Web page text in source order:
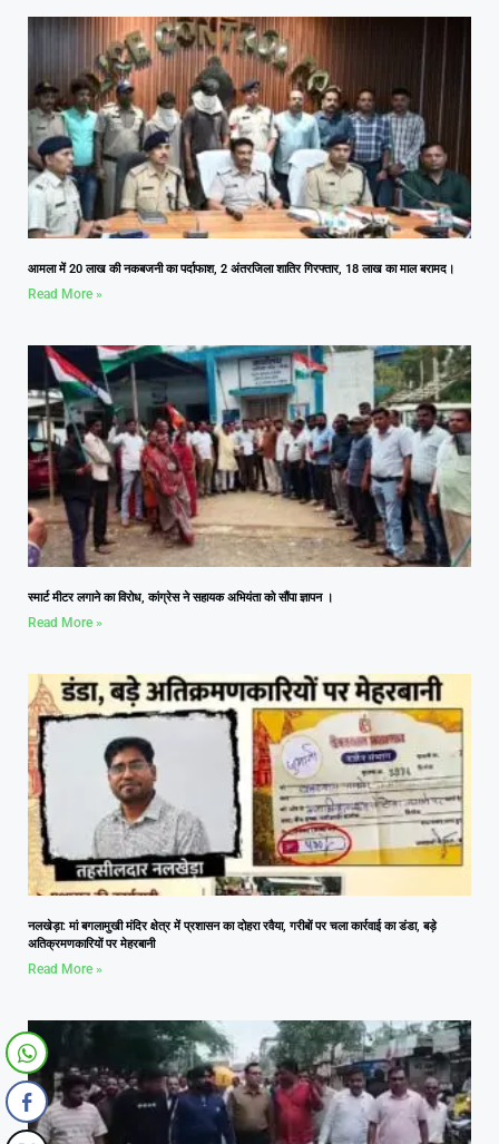
आमला में 20 लाख की नकबजनी का पर्दाफाश, 2 अंतरजिला शातिर गिरफ्तार, 18 लाख का माल बरामद।
Read More »
स्मार्ट मीटर लगाने का विरोध, कांग्रेस ने सहायक अभियंता को सौंपा ज्ञापन ।
Read More »
नलखेड़ा: मां बगलामुखी मंदिर क्षेत्र में प्रशासन का दोहरा रवैया, गरीबों पर चला कार्रवाई का डंडा, बड़े
अतिक्रमणकारियों पर मेहरबानी
Read More »